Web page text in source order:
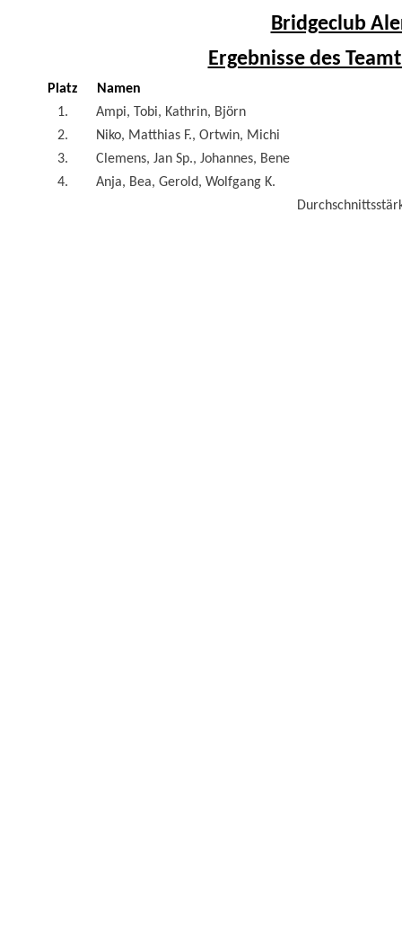
Bridgeclub
Ergebnisse des
Platz
Namen
1.
Ampi, Tobi, Kathrin, Björn
2.
Niko, Matthias F., Ortwin, Michi
3.
Clemens, Jan Sp., Johannes, Bene
4.
Anja, Bea, Gerold, Wolfgang K.